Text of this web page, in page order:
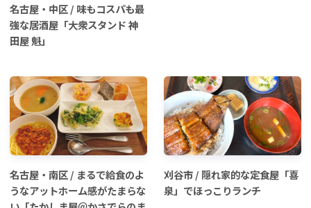
名古屋・中区 / 味もコスパも最
強な居酒屋「大衆スタンド 神
田屋 魁」
名古屋・南区 / まるで給食のよ
うなアットホーム感がたまらな
刈谷市 / 隠れ家的な定食屋「喜
泉」でほっこりランチ